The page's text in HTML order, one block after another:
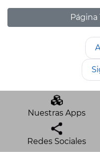
Página
Nuestras Apps
Redes Sociales